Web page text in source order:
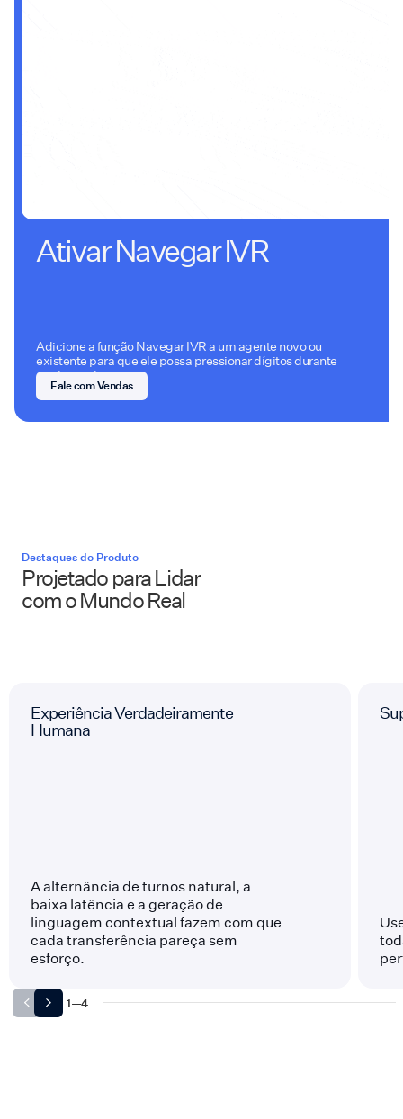
Ativar Navegar IVR
Adicione a função Navegar IVR a um agente novo ou
existente para que ele possa pressionar dígitos durante
as chamadas.
Fale com Vendas
Destaques do Produto
Projetado para Lidar
com o Mundo Real
Experiência Verdadeiramente
Humana
A alternância de turnos natural, a
baixa latência e a geração de
linguagem contextual fazem com que
cada transferência pareça sem
esforço.
1—4